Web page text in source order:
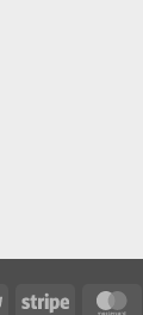
PayPal Stripe